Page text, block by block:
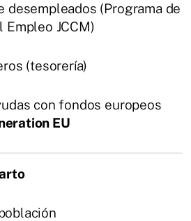
desempleados (Programa de
JCCM)
(tesorería)
con fondos europeos
EU